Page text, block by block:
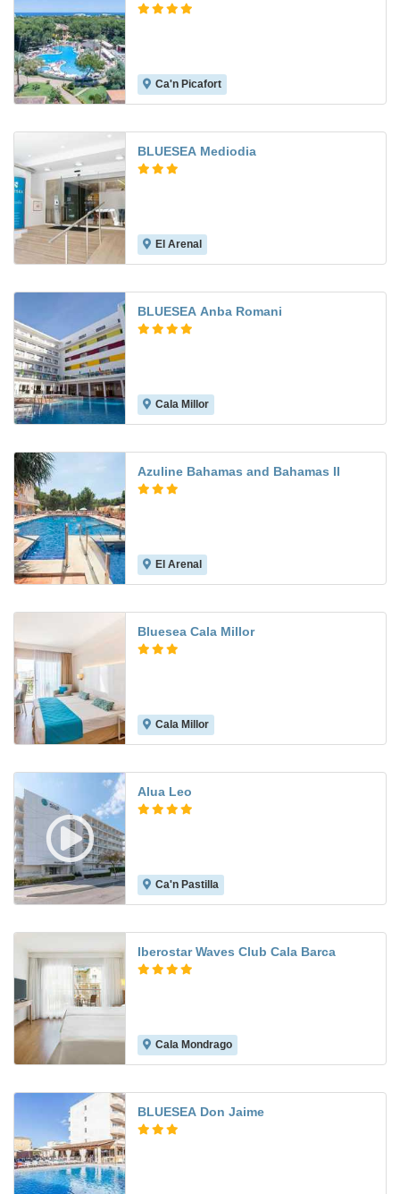
Ca'n Picafort
BLUESEA Mediodia
El Arenal
BLUESEA Anba Romani
Cala Millor
Azuline Bahamas and Bahamas II
El Arenal
Bluesea Cala Millor
Cala Millor
Alua Leo
Ca'n Pastilla
Iberostar Waves Club Cala Barca
Cala Mondrago
BLUESEA Don Jaime